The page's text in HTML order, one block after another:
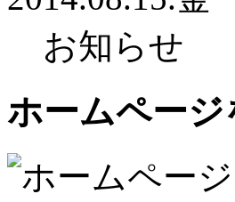
お知らせ
ホームペー